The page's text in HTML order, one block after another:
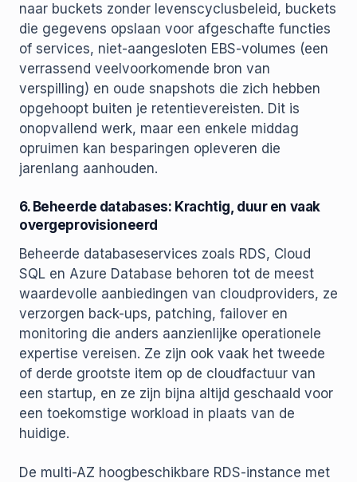
naar buckets zonder levenscyclusbeleid, buckets
die gegevens opslaan voor afgeschafte functies
of services, niet-aangesloten EBS-volumes (een
verrassend veelvoorkomende bron van
verspilling) en oude snapshots die zich hebben
opgehoopt buiten je retentievereisten. Dit is
onopvallend werk, maar een enkele middag
opruimen kan besparingen opleveren die
jarenlang aanhouden.
6. Beheerde databases: Krachtig, duur en vaak
overgeprovisioneerd
Beheerde databaseservices zoals RDS, Cloud
SQL en Azure Database behoren tot de meest
waardevolle aanbiedingen van cloudproviders, ze
verzorgen back-ups, patching, failover en
monitoring die anders aanzienlijke operationele
expertise vereisen. Ze zijn ook vaak het tweede
of derde grootste item op de cloudfactuur van
een startup, en ze zijn bijna altijd geschaald voor
een toekomstige workload in plaats van de
huidige.
De multi-AZ hoogbeschikbare RDS-instance met